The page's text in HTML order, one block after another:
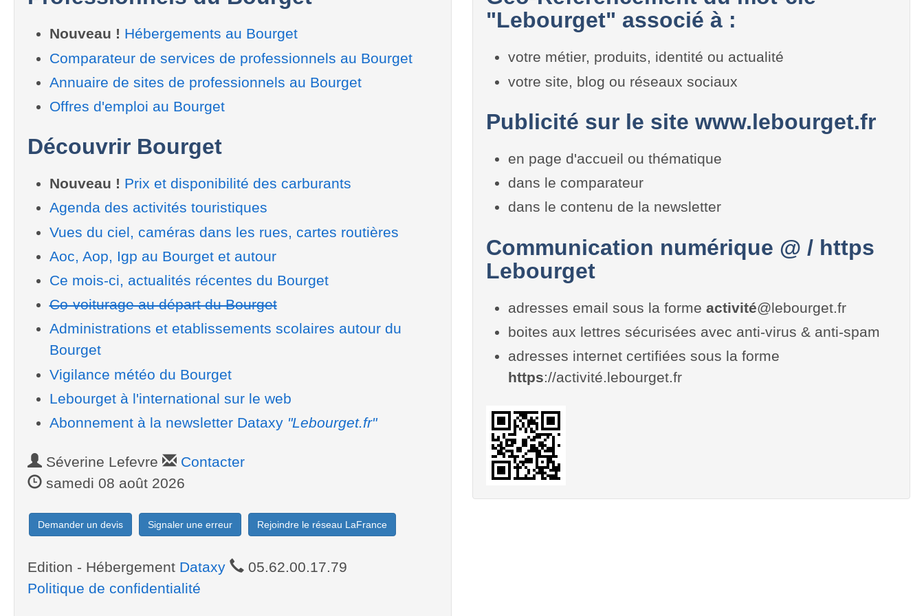
Nouveau ! Hébergements au Bourget
Comparateur de services de professionnels au Bourget
Annuaire de sites de professionnels au Bourget
Offres d'emploi au Bourget
Découvrir Bourget
Nouveau ! Prix et disponibilité des carburants
Agenda des activités touristiques
Vues du ciel, caméras dans les rues, cartes routières
Aoc, Aop, Igp au Bourget et autour
Ce mois-ci, actualités récentes du Bourget
Co-voiturage au départ du Bourget
Administrations et etablissements scolaires autour du
Bourget
Vigilance météo du Bourget
Lebourget à l'international sur le web
Abonnement à la newsletter Dataxy "Lebourget.fr"
Séverine Lefevre
Contacter
samedi 08 août 2026
Demander un devis Signaler une erreur Rejoindre le réseau LaFrance
Edition - Hébergement Dataxy
05.62.00.17.79
Politique de confidentialité
"Lebourget" associé à :
votre métier, produits, identité ou actualité
votre site, blog ou réseaux sociaux
Publicité sur le site www.lebourget.fr
en page d'accueil ou thématique
dans le comparateur
dans le contenu de la newsletter
Communication numérique @ / https
Lebourget
adresses email sous la forme activité@lebourget.fr
boites aux lettres sécurisées avec anti-virus & anti-spam
adresses internet certifiées sous la forme
https://activité.lebourget.fr